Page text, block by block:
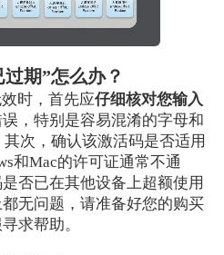
期”怎么办？
时，首先应仔细核对您输入
，特别是容易混淆的字母和
次，确认该激活码是否适用
和Mac的许可证通常不通
否已在其他设备上超额使用
无问题，请准备好您的购买
求帮助。